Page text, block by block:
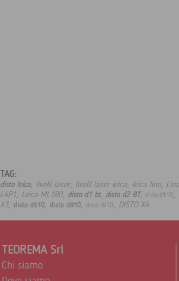
TAG:
disto leica, livelli laser, livelli laser leica, leica lino,
L4P1, Leica ML180, disto d1 bt, disto d2 BT, disto d110,
X3, disto d510, disto d810, disto s910, DISTO X4.
TEOREMA Srl
Chi siamo